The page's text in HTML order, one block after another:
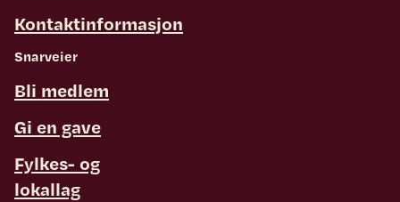
Kontaktinformasjon
Snarveier
Bli medlem
Gi en gave
Fylkes- og
lokallag